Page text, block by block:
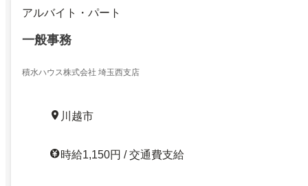
アルバイト・パート
一般事務
積水ハウス株式会社 埼玉西支店
川越市
時給1,150円 / 交通費支給